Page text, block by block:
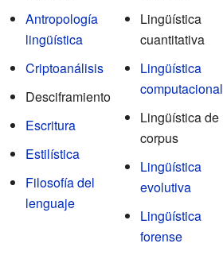
Antropología
lingüística
Criptoanálisis
Desciframiento
Escritura
Estilística
Filosofía del
lenguaje
Lingüística
cuantitativa
Lingüística
computacional
Lingüística de
corpus
Lingüística
evolutiva
Lingüística
forense